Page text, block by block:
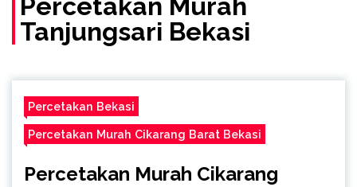
Percetakan Murah
Tanjungsari Bekasi
Percetakan Bekasi
Percetakan Murah Cikarang Barat Bekasi
Percetakan Murah Cikarang